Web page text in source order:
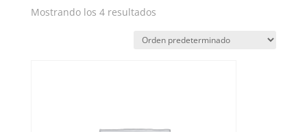
Mostrando los 4 resultados